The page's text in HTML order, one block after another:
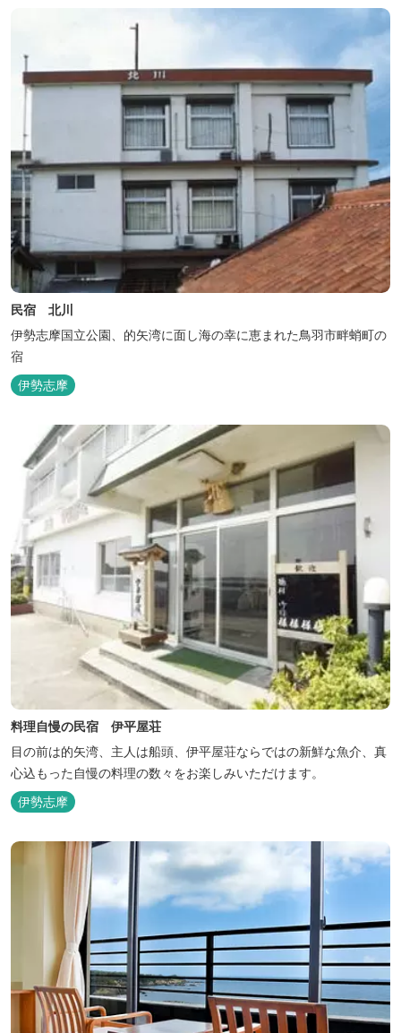
民宿 北川
伊勢志摩国立公園、的矢湾に面し海の幸に恵まれた鳥羽市畔蛸町の
宿
伊勢志摩
料理自慢の民宿 伊平屋荘
目の前は的矢湾、主人は船頭、伊平屋荘ならではの新鮮な魚介、真
心込もった自慢の料理の数々をお楽しみいただけます。
伊勢志摩